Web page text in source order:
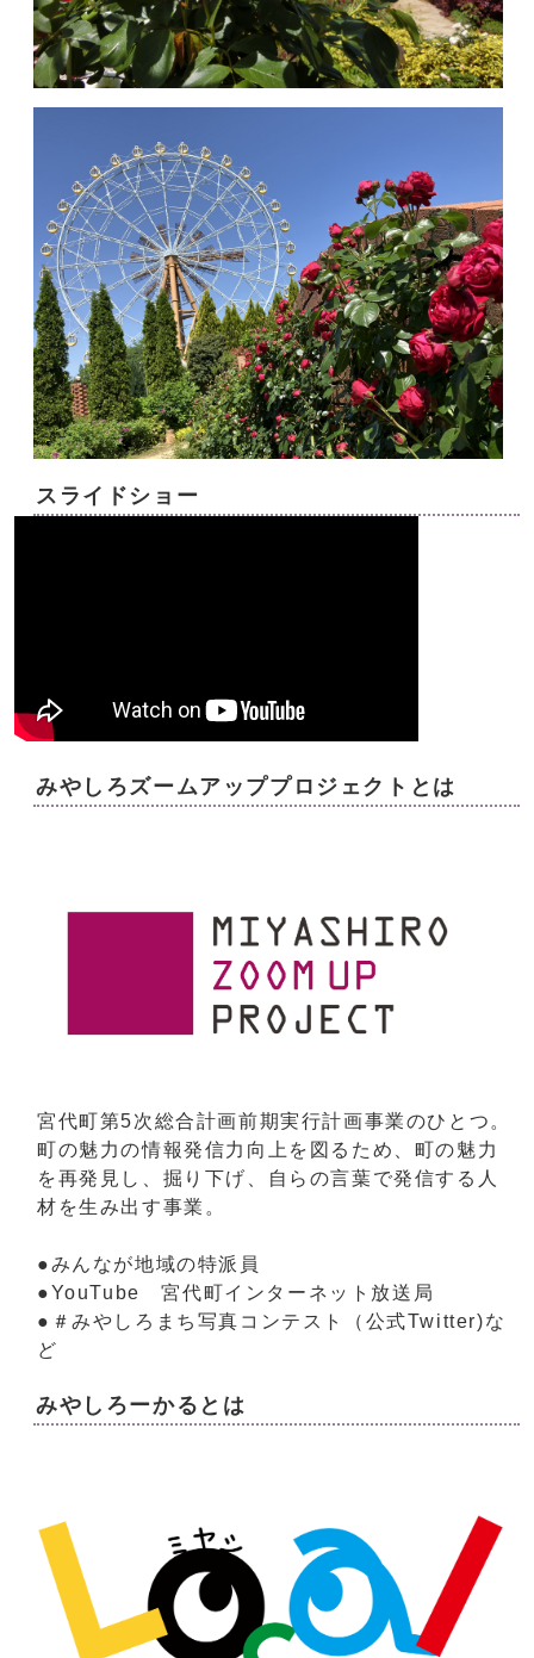
スライドショー
みやしろズームアッププロジェクトとは
宮代町第5次総合計画前期実行計画事業のひとつ。
町の魅力の情報発信力向上を図るため、町の魅力
を再発見し、掘り下げ、自らの言葉で発信する人
材を生み出す事業。
●みんなが地域の特派員
●YouTube 宮代町インターネット放送局
●＃みやしろまち写真コンテスト（公式Twitter)な
ど
みやしろーかるとは